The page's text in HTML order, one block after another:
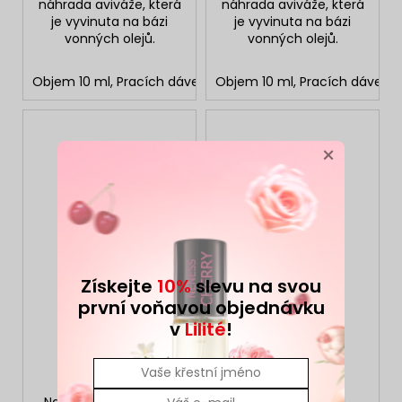
náhrada aviváže, která
je vyvinuta na bázi
vonných olejů.
Objem 10 ml, Pracích dávek: 2 Objem 150 ml, Pracích
náhrada aviváže, která
je vyvinuta na bázi
vonných olejů.
Objem 10 ml, Pracích dávek: 2
×
Získejte 10%slevu na svou
první voňavou objednávku
vLilité!